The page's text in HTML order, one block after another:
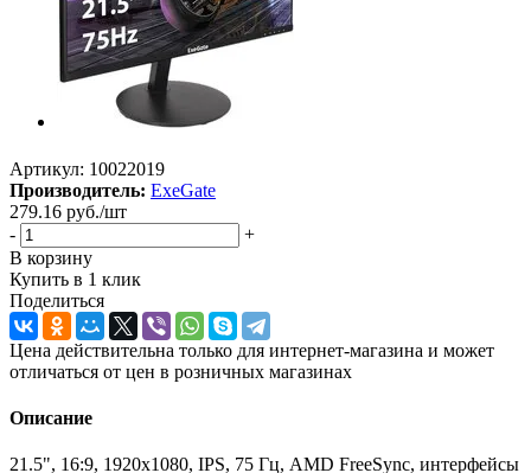
Артикул: 10022019
Производитель: ExeGate
279.16 руб./шт
-
+
В корзину
Купить в 1 клик
Поделиться
Цена действительна только для интернет-магазина и может
отличаться от цен в розничных магазинах
Описание
21.5", 16:9, 1920x1080, IPS, 75 Гц, AMD FreeSync, интерфейсы